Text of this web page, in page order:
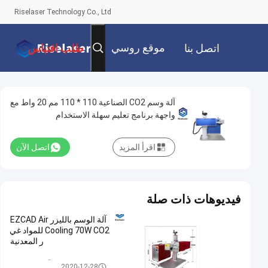
Riselaser Technology Co., Ltd
اتصل بنا موقع روسي طلب اقتباس
آلة وسم CO2 الصناعية 110 * 110 مم 20 واط مع
واجهة برنامج تعليم سهلة الاستخدام
اتصل الآن اقرأ المزيد
فيديوهات ذات صلة
آلة الوسم بالليزر EZCAD Air
Cooling 70W CO2 للمواد غي
ر المعدنية